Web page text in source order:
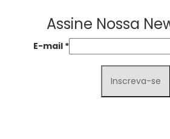
Assine Nossa
E-mail *